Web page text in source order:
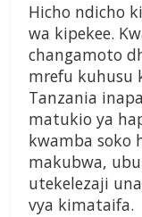
Hicho ndicho
wa kipekee.
changamoto
mrefu kuhusu
Tanzania
matukio ya
kwamba soko
makubwa,
utekelezaji
vya kimataifa.